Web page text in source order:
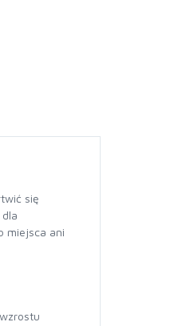
się
miejsca ani